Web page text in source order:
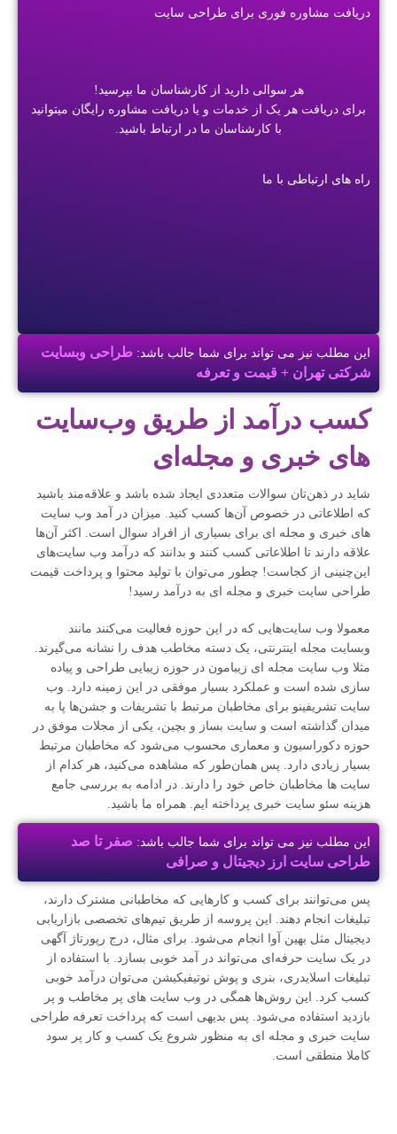
دریافت مشاوره فوری برای طراحی سایت
هر سوالی دارید از کارشناسان ما بپرسید!
برای دریافت هر یک از خدمات و یا دریافت مشاوره رایگان میتوانید
با کارشناسان ما در ارتباط باشید.
راه های ارتباطی با ما
این مطلب نیز می تواند برای شما جالب باشد: طراحی وبسایت
شرکتی تهران + قیمت و تعرفه
کسب درآمد از طریق وب‌سایت
‌های خبری و مجله‌ای
شاید در ذهن‌تان سوالات متعددی ایجاد شده باشد و علاقه‌مند باشید
که اطلاعاتی در خصوص آن‌ها کسب کنید. میزان در آمد وب سایت
های خبری و مجله ای برای بسیاری از افراد سوال است. اکثر آن‌ها
علاقه دارند تا اطلاعاتی کسب کنند و بدانند که درآمد وب سایت‌های
این‌چنینی از کجاست! چطور می‌توان با تولید محتوا و پرداخت قیمت
طراحی سایت خبری و مجله ای به درآمد رسید!
معمولا وب سایت‌هایی که در این حوزه فعالیت می‌کنند مانند
وبسایت مجله اینترنتی، یک دسته مخاطب هدف را نشانه می‌گیرند.
مثلا وب سایت مجله ای زیبامون در حوزه زیبایی طراحی و پیاده
سازی شده است و عملکرد بسیار موفقی در این زمینه دارد. وب
سایت تشریفینو برای مخاطبان مرتبط با تشریفات و جشن‌ها پا به
میدان گذاشته است و سایت بساز و بچین، یکی از مجلات موفق در
حوزه دکوراسیون و معماری محسوب می‌شود که مخاطبان مرتبط
بسیار زیادی دارد. پس همان‌طور که مشاهده می‌کنید، هر کدام از
سایت ها مخاطبان خاص خود را دارند. در ادامه به بررسی جامع
هزینه سئو سایت خبری پرداخته ایم. همراه ما باشید.
این مطلب نیز می تواند برای شما جالب باشد: صفر تا صد
طراحی سایت ارز دیجیتال و صرافی
پس می‌توانند برای کسب و کارهایی که مخاطبانی مشترک دارند،
تبلیغات انجام دهند. این پروسه از طریق تیم‌های تخصصی بازاریابی
دیجیتال مثل بهین آوا انجام می‌شود. برای مثال، درج رپورتاژ آگهی
در یک سایت حرفه‌ای می‌تواند در آمد خوبی بسازد. با استفاده از
تبلیغات اسلایدری، بنری و پوش نوتیفیکیشن می‌توان درآمد خوبی
کسب کرد. این روش‌ها همگی در وب سایت‌ های پر مخاطب و پر
بازدید استفاده می‌شود. پس بدیهی است که پرداخت تعرفه طراحی
سایت خبری و مجله ای به منظور شروع یک کسب و کار پر سود
کاملا منطقی است.